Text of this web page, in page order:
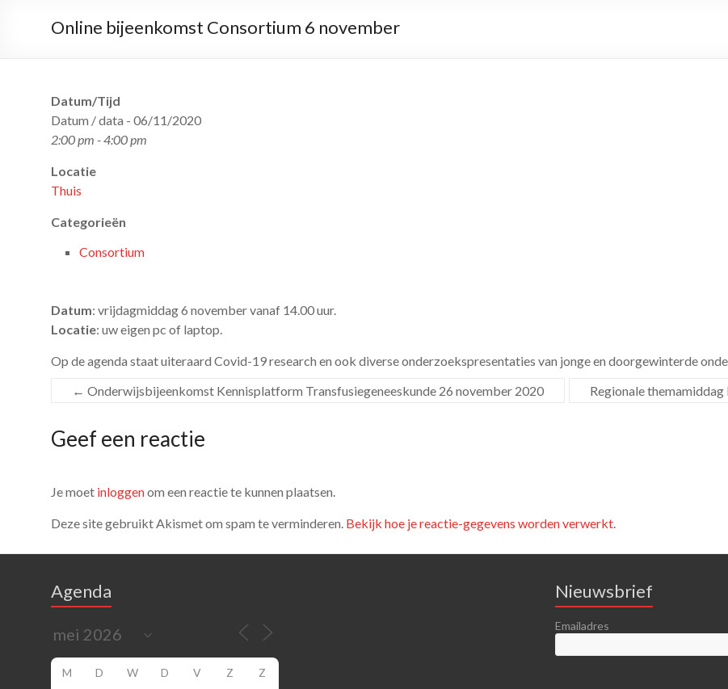
Online bijeenkomst Consortium 6 november
Datum/Tijd
Datum / data - 06/11/2020
2:00 pm - 4:00 pm
Locatie
Thuis
Categorieën
Consortium
Datum: vrijdagmiddag 6 november vanaf 14.00 uur.
Locatie: uw eigen pc of laptop.
Op de agenda staat uiteraard Covid-19 research en ook diverse onderzoekspresentaties van jonge en doorgewinterde
← Onderwijsbijeenkomst Kennisplatform Transfusiegeneeskunde 26 november 2020 Regionale
Geef een reactie
Je moet inloggenom een reactie te kunnen plaatsen.
Deze site gebruikt Akismet om spam te verminderen. Bekijk hoe je reactie-gegevens worden verwerkt.
Agenda
M D W D V Z Z
Nieuwsbrief
Emailadres